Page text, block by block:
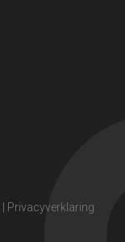
Privacyverklaring